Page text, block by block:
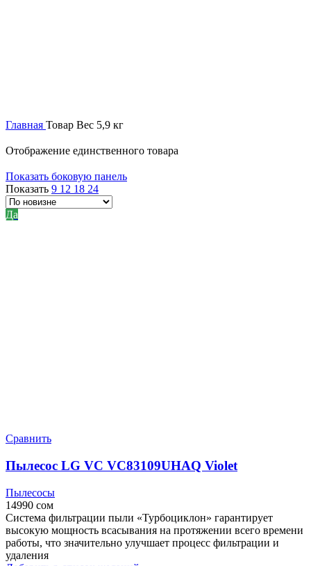
Главная Товар Вес 5,9 кг
Отображение единственного товара
Показать боковую панель
Показать 9 12 18 24
Да
Сравнить
Пылесос LG VC VC83109UHAQ Violet
Пылесосы
14990 сом
Система фильтрации пыли «Турбоциклон» гарантирует
высокую мощность всасывания на протяжении всего времени
работы, что значительно улучшает процесс фильтрации и
удаления